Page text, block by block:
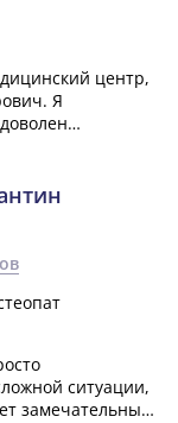
центр,
Я
ситуации,
замечательным